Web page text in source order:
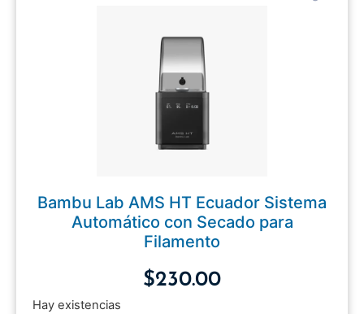
Bambu Lab AMS HT Ecuador Sistema
Automático con Secado para
Filamento
$230.00
Hay existencias